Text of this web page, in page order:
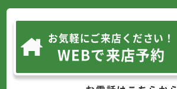
お気軽にご来店ください！
WEBで来店予約